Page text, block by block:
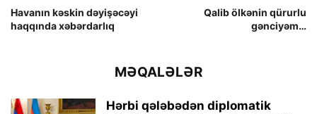
Havanın kəskin dəyişəcəyi
haqqında xəbərdarlıq
Qalib ölkənin qürurlu
gənciyəm…
MƏQALƏLƏR
Hərbi qələbədən diplomatik